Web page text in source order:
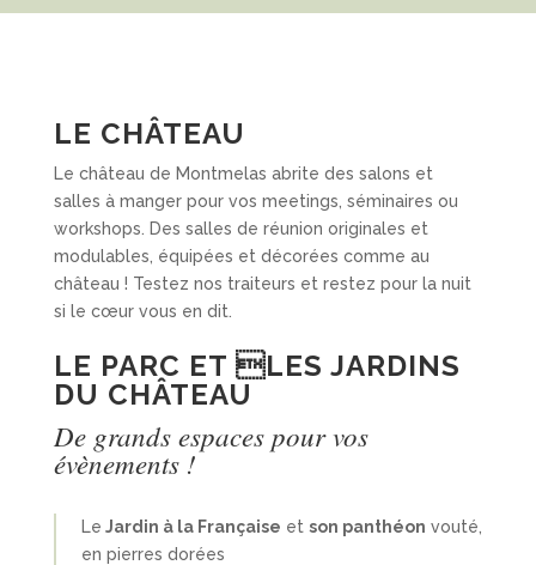
LE CHÂTEAU
Le château de Montmelas abrite des salons et
salles à manger pour vos meetings, séminaires ou
workshops. Des salles de réunion originales et
modulables, équipées et décorées comme au
château ! Testez nos traiteurs et restez pour la nuit
si le cœur vous en dit.
LE PARC ET LES JARDINS
DU CHÂTEAU
De grands espaces pour vos
évènements !
Le Jardin à la Française et son panthéon vouté,
en pierres dorées